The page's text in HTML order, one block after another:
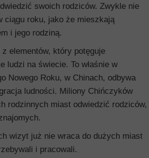
swoich rodziców. Zwykle nie
ciągu roku, jako że mieszkają
i jego rodziną.
elementów, który potęguje
ludzi na świecie. To właśnie w
Nowego Roku, w Chinach, odbywa
ludności. Miliony Chińczyków
rodzinnych miast odwiedzić rodziców,
wizyt już nie wraca do dużych miast
i pracowali.